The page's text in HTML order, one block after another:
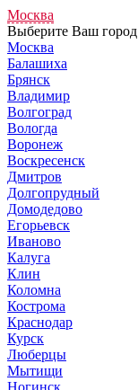
Москва
Выберите Ваш город
Москва
Балашиха
Брянск
Владимир
Волгоград
Вологда
Воронеж
Воскресенск
Дмитров
Долгопрудный
Домодедово
Егорьевск
Иваново
Калуга
Клин
Коломна
Кострома
Краснодар
Курск
Люберцы
Мытищи
Ногинск